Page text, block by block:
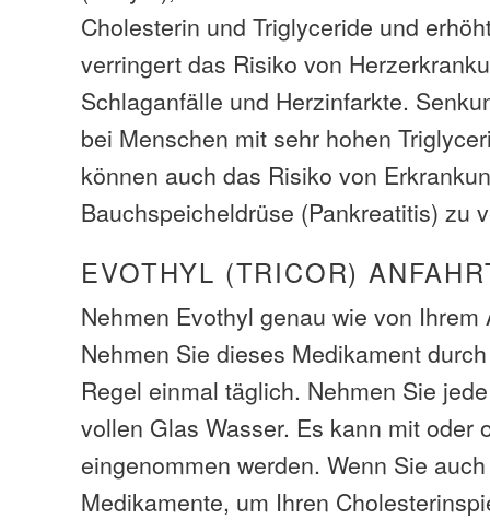
Cholesterin und Triglyceride und
verringert das Risiko von
Schlaganfälle und Herzinfarkte.
bei Menschen mit sehr hohen
können auch das Risiko von
Bauchspeicheldrüse (Pankreatitis) zu
EVOTHYL (TRICOR)
Nehmen Evothyl genau wie von Ihrem
Nehmen Sie dieses Medikament
Regel einmal täglich. Nehmen Sie
vollen Glas Wasser. Es kann mit oder
eingenommen werden. Wenn Sie
Medikamente, um Ihren